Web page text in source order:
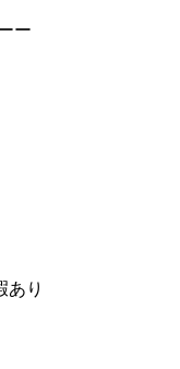
ー
あり